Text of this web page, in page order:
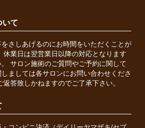
いて
さしあげるのにお時間をいただくことが
休業日は翌営業日以降の対応となります
サロン施術のご質問やご予約に関して
ましては各サロンにお問い合わせくださ
答致しかねますのでご了承下さい。